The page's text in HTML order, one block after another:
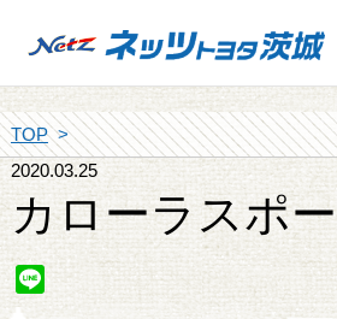
TOP
2020.03.25
カローラスポ
Line